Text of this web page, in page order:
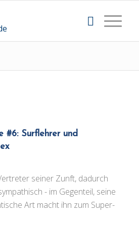
#6: Surflehrer und
seiner Zunft, dadurch
- im Gegenteil, seine
Art macht ihn zum Super-